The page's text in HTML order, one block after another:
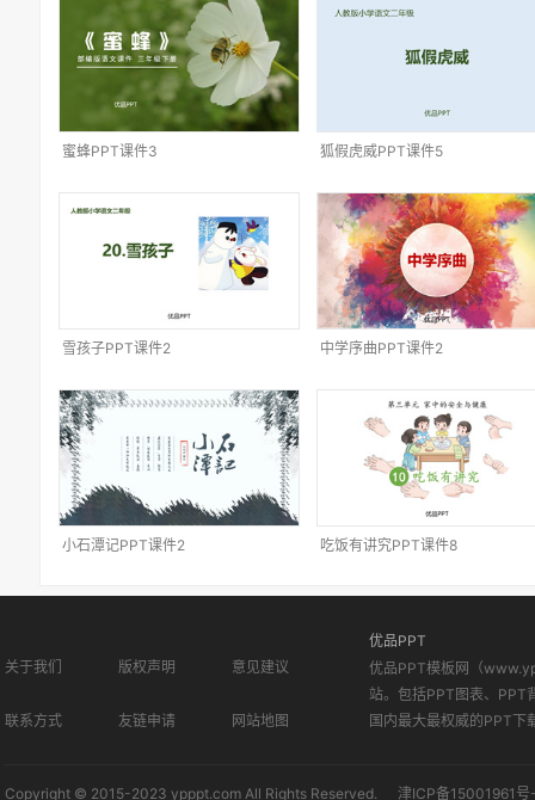
蜜蜂PPT课件3 狐假虎威PPT课件5
雪孩子PPT课件2 中学序曲PPT课件2
小石潭记PPT课件2 吃饭有讲究PPT课件8
关于我们 版权声明 意见建议
联系方式 友链申请 网站地图
优品PPT
优品PPT模板网（
站。包括PPT图表、PPT
国内最大最权威的PPT下
Copyright © 2015-2023 ypppt.com All Rights Reserved. 津ICP备15001961号